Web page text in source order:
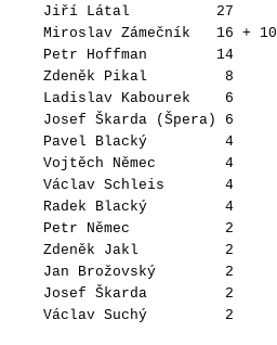
Jiří Látal 27
Miroslav Zámečník 16 + 10
Petr Hoffman 14
Zdeněk Pikal 8
Ladislav Kabourek 6
Josef Škarda (Špera) 6
Pavel Blacký 4
Vojtěch Němec 4
Václav Schleis 4
Radek Blacký 4
Petr Němec 2
Zdeněk Jakl 2
Jan Brožovský 2
Josef Škarda 2
Václav Suchý 2